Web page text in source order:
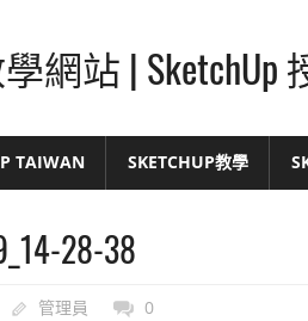
學網站 |
TAIWAN SKETCHUP教學
28-38
管理員 0